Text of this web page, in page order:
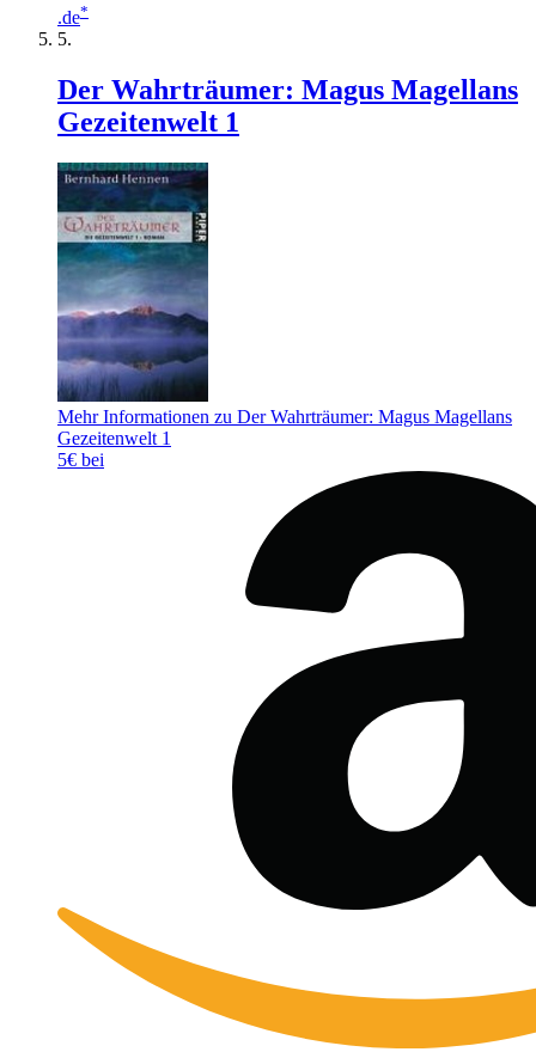
.de*
Der Wahrträumer: Magus Magellans
Gezeitenwelt 1
Mehr Informationen zu Der Wahrträumer: Magus Magellans
Gezeitenwelt 1
5€ bei